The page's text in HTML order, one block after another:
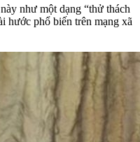
như một dạng “thử thách
hước phổ biến trên mạng xã